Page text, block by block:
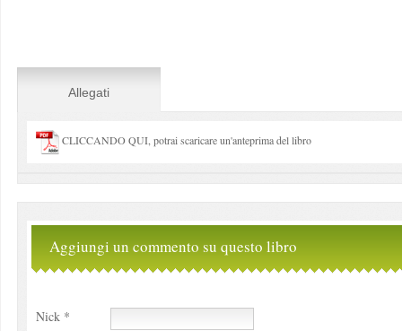
Allegati
CLICCANDO QUI, potrai scaricare un'anteprima del libro
Aggiungi un commento su questo libro
Nick *